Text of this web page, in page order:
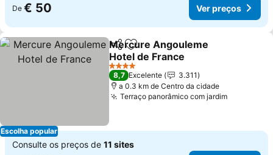
De € 50 Ver preços
Escolha popular
PartilharAdicionar aos favoritos
Mercure Angouleme
Hotel de France
4 Estrelas
8,7 Excelente
3.311
a 0.3 km de Centro da cidade
Terraço panorâmico com jardim
Consulte os preços de 11 sites